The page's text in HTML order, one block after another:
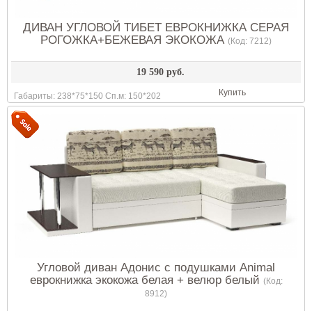
ДИВАН УГЛОВОЙ ТИБЕТ ЕВРОКНИЖКА СЕРАЯ
РОГОЖКА+БЕЖЕВАЯ ЭКОКОЖА (Код: 7212)
19 590 руб.
Габариты: 238*75*150 Сп.м: 150*202 Купить
Угловой диван Адонис с подушками Animal
еврокнижка экокожа белая + велюр белый (Код:
8912)